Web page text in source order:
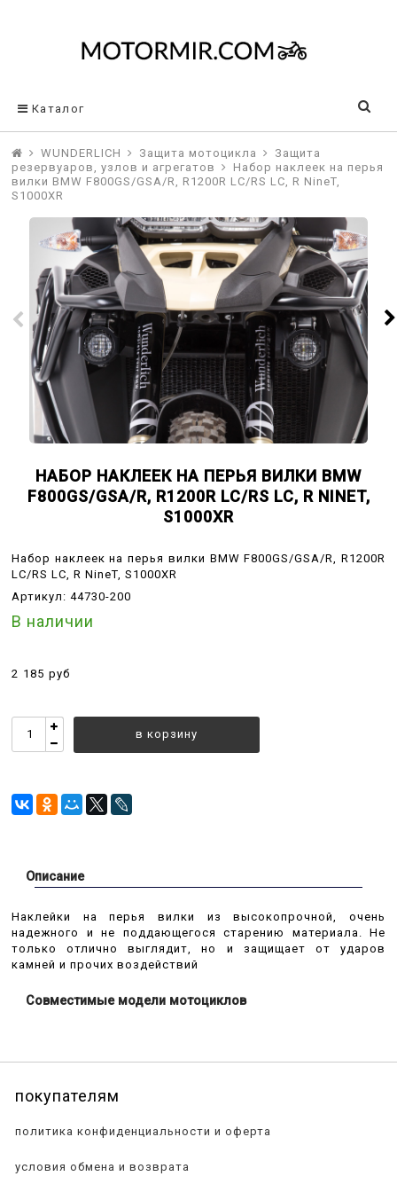
Каталог
WUNDERLICH Защита мотоцикла
Защита
резервуаров, узлов и агрегатов
Набор наклеек на перья
вилки BMW F800GS/GSA/R, R1200R LC/RS LC, R NineT,
S1000XR
НАБОР НАКЛЕЕК НА ПЕРЬЯ ВИЛКИ BMW
F800GS/GSA/R, R1200R LC/RS LC, R NINET,
S1000XR
Набор наклеек на перья вилки BMW F800GS/GSA/R, R1200R
LC/RS LC, R NineT, S1000XR
Артикул: 44730-200
В наличии
2 185 руб
в корзину
Описание
Наклейки на перья вилки из высокопрочной, очень
надежного и не поддающегося старению материала. Не
только отлично выглядит, но и защищает от ударов
камней и прочих воздействий
Совместимые модели мотоциклов
покупателям
политика конфиденциальности и оферта
условия обмена и возврата